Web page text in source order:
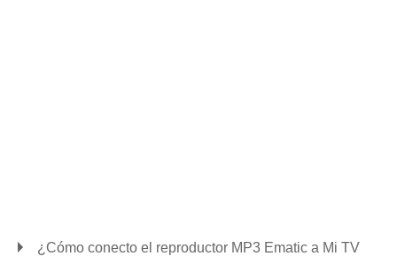
¿Cómo conecto el reproductor MP3 Ematic a Mi TV